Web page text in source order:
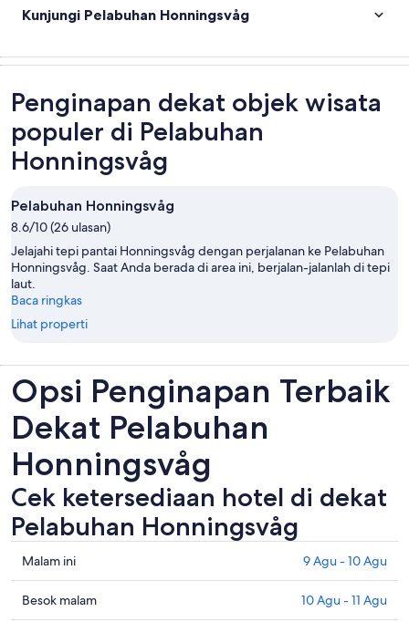
Kunjungi Pelabuhan Honningsvåg
Penginapan dekat objek wisata
populer di Pelabuhan
Honningsvåg
Pelabuhan Honningsvåg
8.6/10 (26 ulasan)
Jelajahi tepi pantai Honningsvåg dengan perjalanan ke Pelabuhan
Honningsvåg. Saat Anda berada di area ini, berjalan-jalanlah di tepi
laut.
Baca ringkas
Lihat properti
Opsi Penginapan Terbaik
Dekat Pelabuhan
Honningsvåg
Cek ketersediaan hotel di dekat
Pelabuhan Honningsvåg
Periksa
semua
harga
Malam ini 9 Agu - 10 Agu
Periksa
Besok malam 10 Agu - 11 Agu